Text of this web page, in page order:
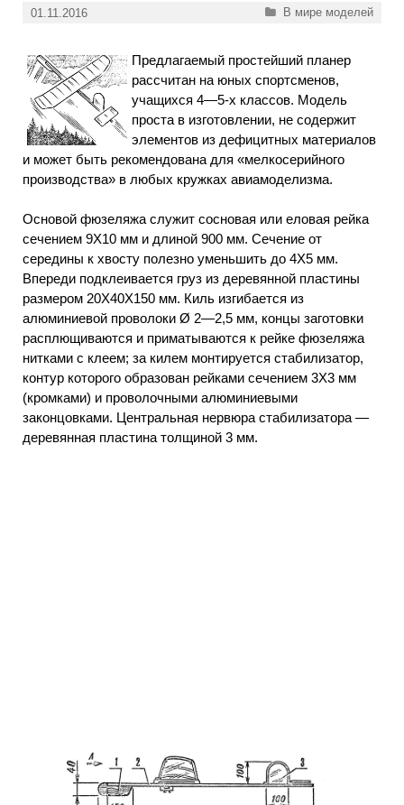
01.11.2016 Рубрики
В мире моделей
Предлагаемый простейший планер
рассчитан на юных спортсменов,
учащихся 4—5-х классов. Модель
проста в изготовлении, не содержит
элементов из дефицитных материалов
и может быть рекомендована для «мелкосерийного
производства» в любых кружках авиамоделизма.
Основой фюзеляжа служит сосновая или еловая рейка
сечением 9X10 мм и длиной 900 мм. Сечение от
середины к хвосту полезно уменьшить до 4X5 мм.
Впереди подклеивается груз из деревянной пластины
размером 20X40X150 мм. Киль изгибается из
алюминиевой проволоки Ø 2—2,5 мм, концы заготовки
расплющиваются и приматываются к рейке фюзеляжа
нитками с клеем; за килем монтируется стабилизатор,
контур которого образован рейками сечением 3X3 мм
(кромками) и проволочными алюминиевыми
законцовками. Центральная нервюра стабилизатора —
деревянная пластина толщиной 3 мм.